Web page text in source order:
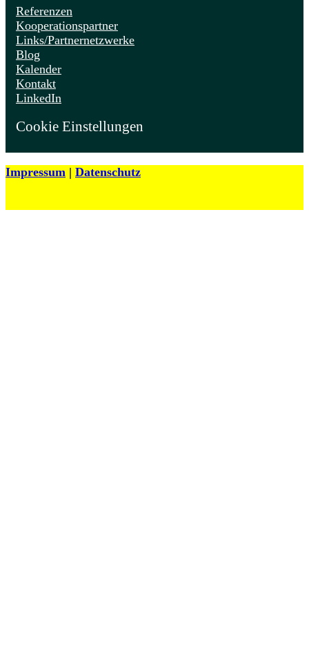
Referenzen
Kooperationspartner
Links/Partnernetzwerke
Blog
Kalender
Kontakt
LinkedIn
Cookie Einstellungen
Impressum | Datenschutz